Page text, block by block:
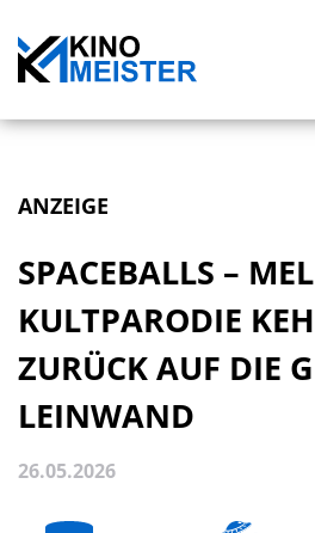
ANZEIGE
SPACEBALLS –
KULTPARODIE
ZURÜCK AUF DIE
LEINWAND
26.05.2026